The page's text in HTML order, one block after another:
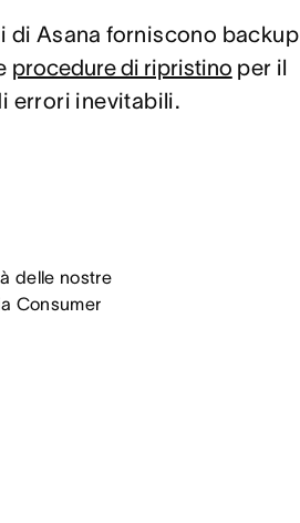
di Asana forniscono backup
procedure di ripristino per il
errori inevitabili.
delle nostre
Consumer